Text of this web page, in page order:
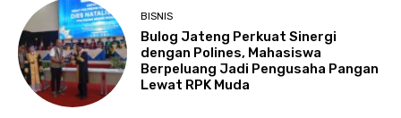
BISNIS
Bulog Jateng Perkuat Sinergi
dengan Polines, Mahasiswa
Berpeluang Jadi Pengusaha Pangan
Lewat RPK Muda